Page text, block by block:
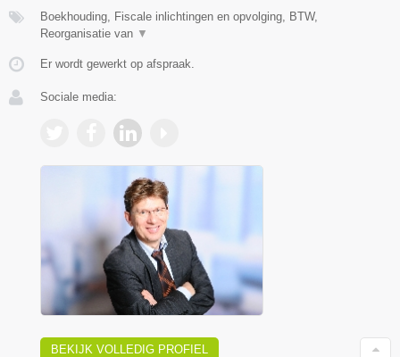
Boekhouding, Fiscale inlichtingen en opvolging, BTW,
Reorganisatie van ▼
Er wordt gewerkt op afspraak.
Sociale media:
BEKIJK VOLLEDIG PROFIEL